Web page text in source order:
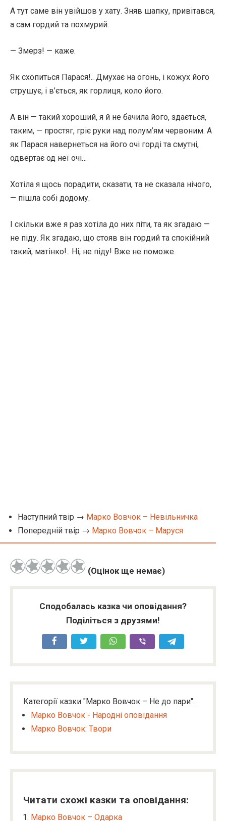
А тут саме він увійшов у хату. Зняв шапку, привітався,
а сам гордий та похмурий.
— Змерз! — каже.
Як схопиться Парася!.. Дмухає на огонь, і кожух його
струшує, і в’ється, як горлиця, коло його.
А він — такий хороший, я й не бачила його, здається,
таким, — простяг, гріє руки над полум’ям червоним. А
як Парася навернеться на його очі горді та смутні,
одвертає од неї очі…
Хотіла я щось порадити, сказати, та не сказала нічого,
— пішла собі додому.
І скільки вже я раз хотіла до них піти, та як згадаю —
не піду. Як згадаю, що стояв він гордий та спокійний
такий, матінко!.. Ні, не піду! Вже не поможе.
Наступний твір → Марко Вовчок – Невільничка
Попередній твір → Марко Вовчок – Маруся
(Оцінок ще немає)
Сподобалась казка чи оповідання?
Поділіться з друзями!
Категорії казки "Марко Вовчок – Не до пари":
Марко Вовчок - Народні оповідання
Марко Вовчок: Твори
Читати схожі казки та оповідання:
Марко Вовчок – Одарка